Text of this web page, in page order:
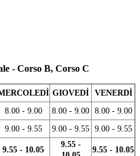
- Corso B, Corso C
GIOVEDÌ
VENERDÌ
8.00 - 9.00 8.00 - 9.00 8.00 - 9.00
9.00 - 9.55 9.00 - 9.55 9.00 - 9.55
9.55 - 10.05
9.55 -
9.55 - 10.05